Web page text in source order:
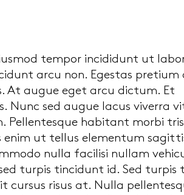
tempor incididunt ut
arcu non. Egestas pretium
At augue eget arcu dictum. Et
Nunc sed augue lacus viverra
Pellentesque habitant morbi
ut tellus elementum
nulla facilisi nullam
turpis tincidunt id. Sed turpis
cursus risus at. Nulla